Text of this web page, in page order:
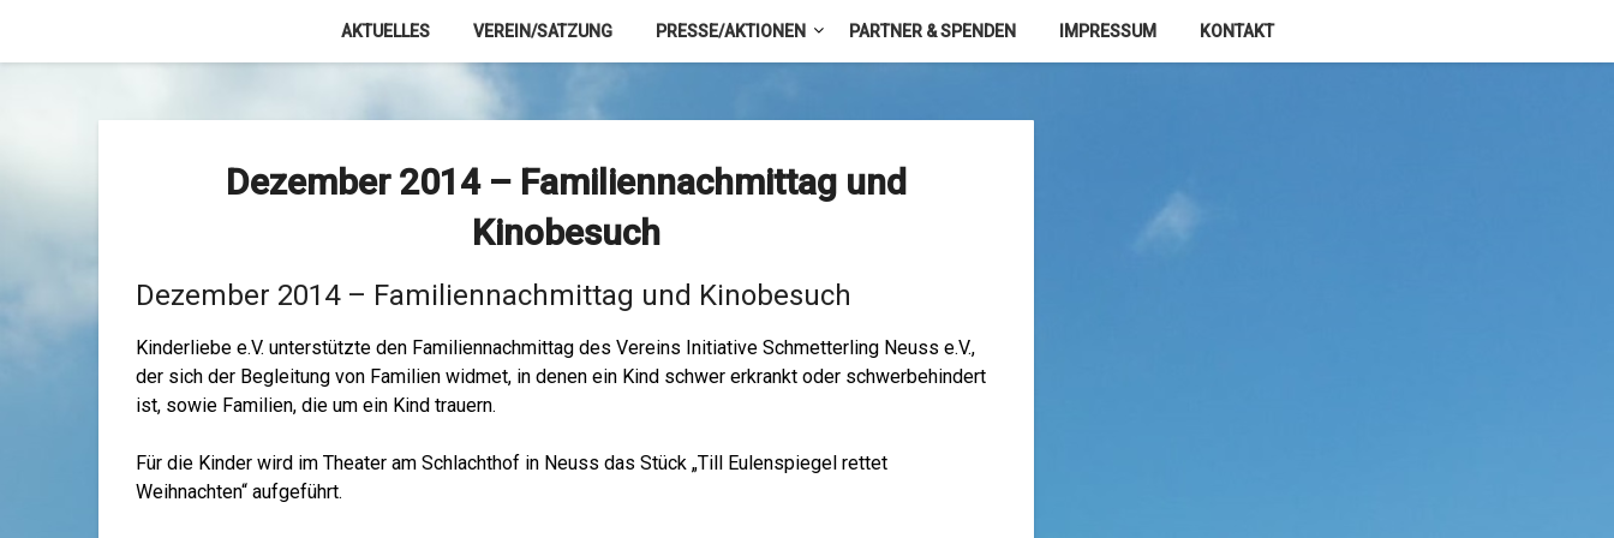
AKTUELLES VEREIN/SATZUNG PRESSE/AKTIONEN PARTNER & SPENDEN IMPRESSUM KONTAKT
Dezember 2014 – Familiennachmittag und
Kinobesuch
Dezember 2014 – Familiennachmittag und Kinobesuch
Kinderliebe e.V. unterstützte den Familiennachmittag des Vereins Initiative Schmetterling Neuss e.V.,
der sich der Begleitung von Familien widmet, in denen ein Kind schwer erkrankt oder schwerbehindert
ist, sowie Familien, die um ein Kind trauern.
Für die Kinder wird im Theater am Schlachthof in Neuss das Stück „Till Eulenspiegel rettet
Weihnachten“ aufgeführt.